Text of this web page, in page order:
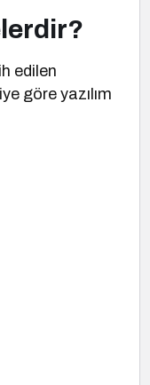
edilen
göre yazılım